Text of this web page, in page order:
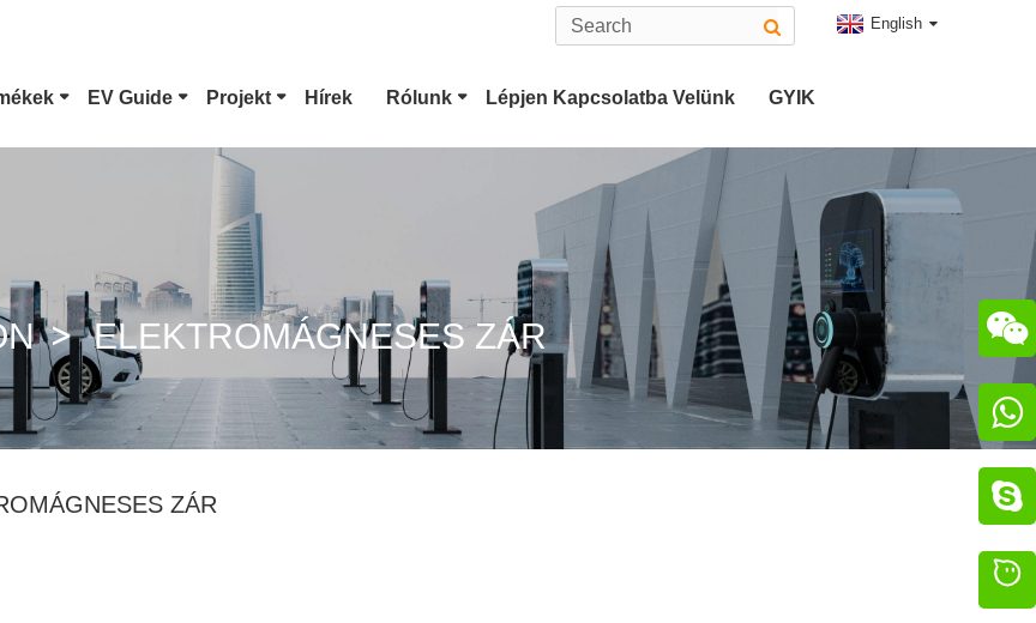
English
2-Es Típusú EV Csatlakozó
CCS Combo 1 Csatlakozó CCS Combo 2 Csatlakozó CHAdeMO Csatlakozó
GB/T DC Pisztoly ChaoJi Csatlakozó
EV Guide Projekt Hírek Rólunk Lépjen Kapcsolatba Velünk GYIK
ELEKTROMÁGNESES ZÁR
ZÁR


